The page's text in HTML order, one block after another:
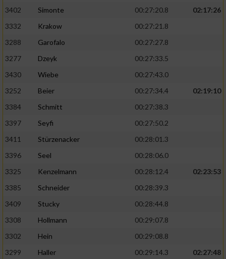
3402
Simonte 00:27:20.8
02:17:26
3332
Krakow
00:27:21.8
3288
Garofalo
00:27:27.8
3277
Dzeyk
00:27:33.5
3430
Wiebe
00:27:43.0
3252
Beier 00:27:34.4
02:19:10
3384
Schmitt
00:27:38.3
3397
Seyfi
00:27:50.2
3411
Stürzenacker
00:28:01.3
3396
Seel
00:28:06.0
3325
Kenzelmann 00:28:12.4
02:23:53
3385
Schneider
00:28:39.3
3409
Stucky
00:28:44.8
3308
Hollmann
00:29:07.8
3302
Hein
00:29:08.8
3299
Haller 00:29:14.3 02:27:48